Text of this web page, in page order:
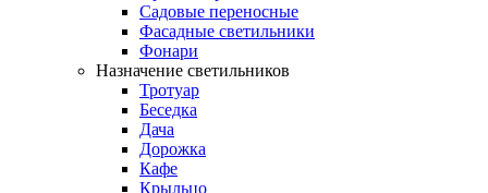
Садовые переносные
Фасадные светильники
Фонари
Назначение светильников
Тротуар
Беседка
Дача
Дорожка
Кафе
Крыльцо